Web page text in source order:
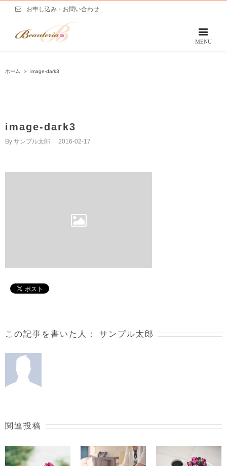
お申し込み・お問い合わせ
ホーム ＞ image-dark3
image-dark3
By サンプル太郎 2016-02-17
この記事を書いた人： サンプル太郎
関連投稿